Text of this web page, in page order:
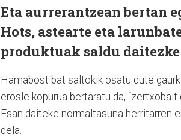
Eta aurrerantzean bertan
Hots, astearte eta
produktuak saldu
Hamabost bat saltokik osatu dute
erosle kopurua bertaratu da,
Esan daiteke normaltasuna herritarren
dela.